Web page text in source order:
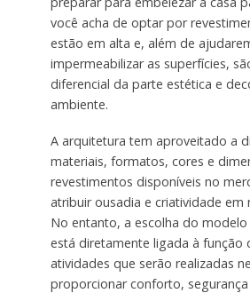
você acha de optar por
estão em alta e, além de
impermeabilizar as superfícies,
diferencial da parte estética e
ambiente.
A arquitetura tem aproveitado a
materiais, formatos, cores e
revestimentos disponíveis no
atribuir ousadia e criatividade em
No entanto, a escolha do
está diretamente ligada à função
atividades que serão realizadas
proporcionar conforto,